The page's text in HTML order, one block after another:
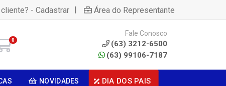
- Cadastrar | Área do Representante
0
Fale Conosco
(63) 3212-6500
(63) 99106-7187
NOVIDADES DIA DOS PAIS